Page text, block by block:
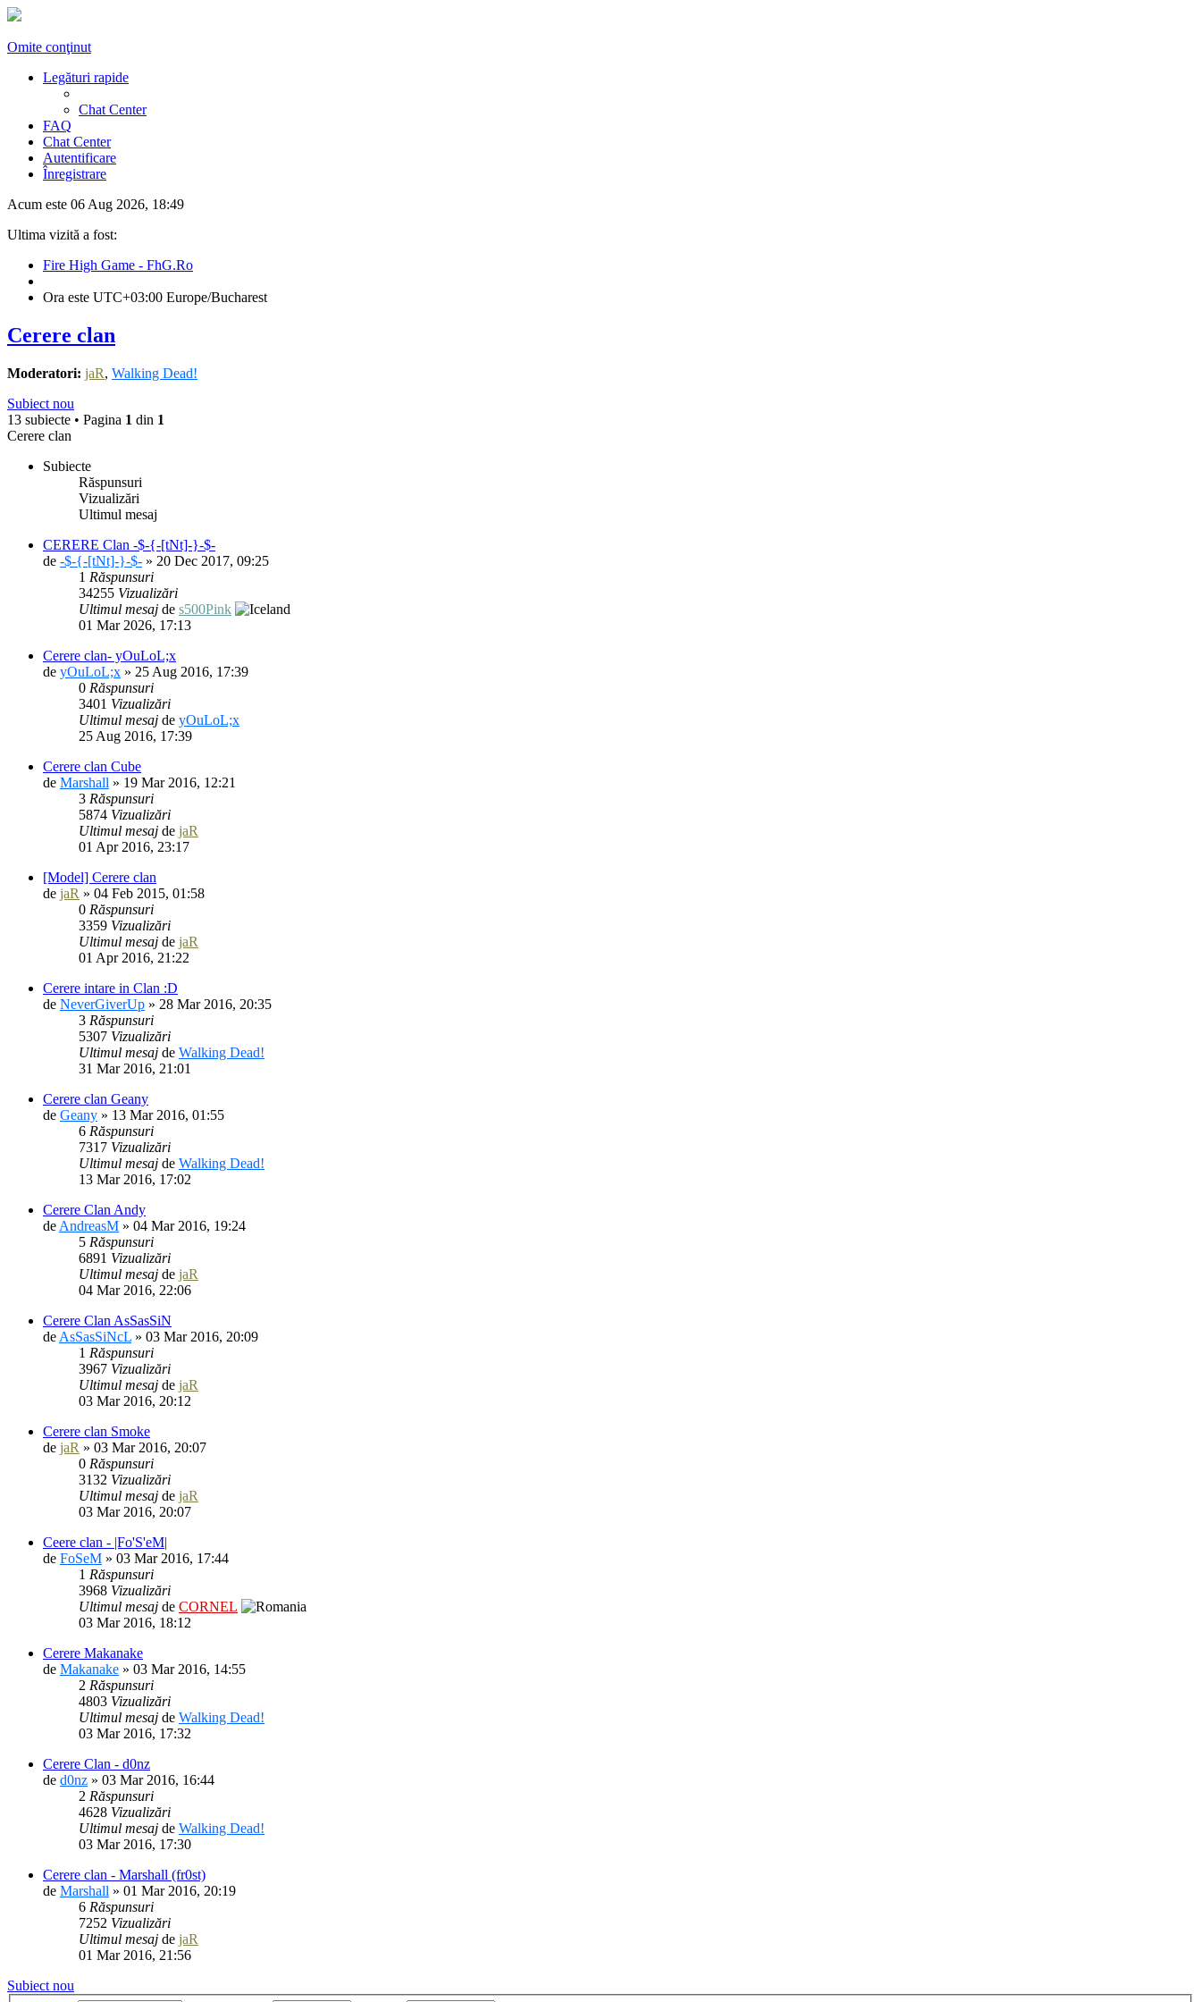
Omite conţinut
Legături rapide
Chat Center
FAQ
Chat Center
Autentificare
Înregistrare
Acum este 06 Aug 2026, 18:49
Ultima vizită a fost:
Fire High Game - FhG.Ro
Ora este UTC+03:00 Europe/Bucharest
Cerere clan
Moderatori: jaR, Walking Dead!
Subiect nou
13 subiecte • Pagina 1 din 1
Cerere clan
Subiecte
Răspunsuri
Vizualizări
Ultimul mesaj
CERERE Clan -$-{-[tNt]-}-$-
de -$-{-[tNt]-}-$- » 20 Dec 2017, 09:25
1 Răspunsuri
34255 Vizualizări
Ultimul mesaj de s500Pink
01 Mar 2026, 17:13
Cerere clan- yOuLoL;x
de yOuLoL;x » 25 Aug 2016, 17:39
0 Răspunsuri
3401 Vizualizări
Ultimul mesaj de yOuLoL;x
25 Aug 2016, 17:39
Cerere clan Cube
de Marshall » 19 Mar 2016, 12:21
3 Răspunsuri
5874 Vizualizări
Ultimul mesaj de jaR
01 Apr 2016, 23:17
[Model] Cerere clan
de jaR » 04 Feb 2015, 01:58
0 Răspunsuri
3359 Vizualizări
Ultimul mesaj de jaR
01 Apr 2016, 21:22
Cerere intare in Clan :D
de NeverGiverUp » 28 Mar 2016, 20:35
3 Răspunsuri
5307 Vizualizări
Ultimul mesaj de Walking Dead!
31 Mar 2016, 21:01
Cerere clan Geany
de Geany » 13 Mar 2016, 01:55
6 Răspunsuri
7317 Vizualizări
Ultimul mesaj de Walking Dead!
13 Mar 2016, 17:02
Cerere Clan Andy
de AndreasM » 04 Mar 2016, 19:24
5 Răspunsuri
6891 Vizualizări
Ultimul mesaj de jaR
04 Mar 2016, 22:06
Cerere Clan AsSasSiN
de AsSasSiNcL » 03 Mar 2016, 20:09
1 Răspunsuri
3967 Vizualizări
Ultimul mesaj de jaR
03 Mar 2016, 20:12
Cerere clan Smoke
de jaR » 03 Mar 2016, 20:07
0 Răspunsuri
3132 Vizualizări
Ultimul mesaj de jaR
03 Mar 2016, 20:07
Ceere clan - |Fo'S'eM|
de FoSeM » 03 Mar 2016, 17:44
1 Răspunsuri
3968 Vizualizări
Ultimul mesaj de CORNEL
03 Mar 2016, 18:12
Cerere Makanake
de Makanake » 03 Mar 2016, 14:55
2 Răspunsuri
4803 Vizualizări
Ultimul mesaj de Walking Dead!
03 Mar 2016, 17:32
Cerere Clan - d0nz
de d0nz » 03 Mar 2016, 16:44
2 Răspunsuri
4628 Vizualizări
Ultimul mesaj de Walking Dead!
03 Mar 2016, 17:30
Cerere clan - Marshall (fr0st)
de Marshall » 01 Mar 2016, 20:19
6 Răspunsuri
7252 Vizualizări
Ultimul mesaj de jaR
01 Mar 2016, 21:56
Subiect nou